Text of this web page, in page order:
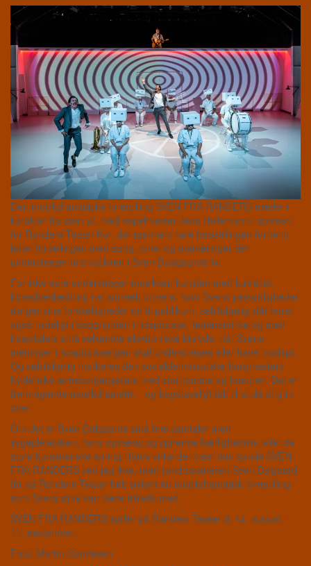
Den musikdramatiske forestilling SVEN FRA RANDERS træder i
karakter fra start af, med kapelmester Jens Hellemann i spidsen
for Randers Teater Kor, der igennem hele forestillingen fornemt
løfter fortællingen med sang, toner og markeringer der
understreger dramatikken i Sven Dalsgaards liv.
For ikke bare understreger musikken kunsten med kubistisk
hovedbeklædning i et surreelt univers, hvor Svens personligheder
skriger sine forskelligheder ud til publikum, selvfølgelig står koret
også nydeligt i baggrunden i hospitalstøj, teatersminke og med
hospitalets små velkendte elektroniske biplyde, når Svens
meninger i hospitalssengen skal understreges eller have modspil.
Og selvfølgelig markeres den socialdemokratiske borgmesters
hykleriske æresborgergestus med stortromme og basuner. Det er
fremragende musikdramatik – og bogstaveligt talt til at dø af grin
over.
Om det er Sven Dalgaards små fine samtaler med
sygeplejersken, hans opvækst og spirende kærlighedsliv, eller de
store kunstneriske spring i hans virke der viser den sande SVEN
FRA RANDERS ved jeg ikke, men randrusianeren Sven Dalgaard
får på Randers Teater helt sikkert en musikdramatisk forestilling
som Svens øjne kan være tilfreds med.
SVEN FRA RANDERS spiller på Randers Teater d. 14. august –
11. september.
Foto: Martin Gundesen